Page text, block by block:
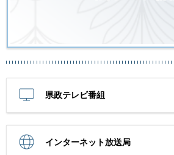
県政テレビ番組
インターネット放送局